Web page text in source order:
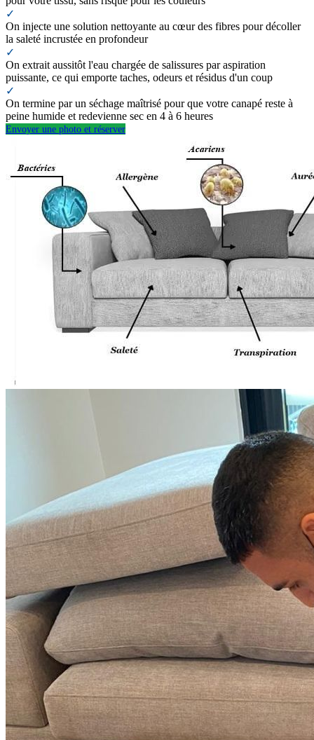
✓
On injecte une solution nettoyante au cœur des fibres pour décoller
la saleté incrustée en profondeur
✓
On extrait aussitôt l'eau chargée de salissures par aspiration
puissante, ce qui emporte taches, odeurs et résidus d'un coup
✓
On termine par un séchage maîtrisé pour que votre canapé reste à
peine humide et redevienne sec en 4 à 6 heures
Envoyer une photo et réserver